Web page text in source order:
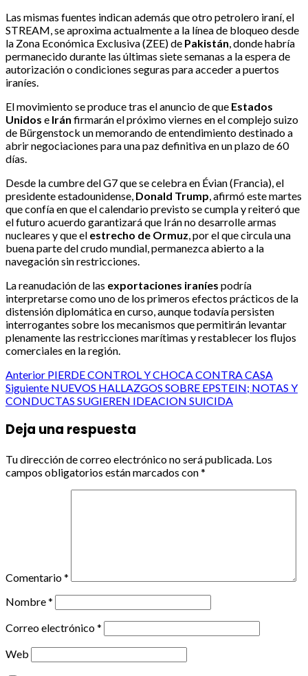
Las mismas fuentes indican además que otro petrolero iraní, el
STREAM, se aproxima actualmente a la línea de bloqueo desde
la Zona Económica Exclusiva (ZEE) de Pakistán , donde habría
permanecido durante las últimas siete semanas a la espera de
autorización o condiciones seguras para acceder a puertos
iraníes.
El movimiento se produce tras el anuncio de que Estados
Unidos e Irán firmarán el próximo viernes en el complejo suizo
de Bürgenstock un memorando de entendimiento destinado a
abrir negociaciones para una paz definitiva en un plazo de 60
días.
Desde la cumbre del G7 que se celebra en Évian (Francia), el
presidente estadounidense, Donald Trump , afirmó este martes
que confía en que el calendario previsto se cumpla y reiteró que
el futuro acuerdo garantizará que Irán no desarrolle armas
nucleares y que el estrecho de Ormuz , por el que circula una
buena parte del crudo mundial, permanezca abierto a la
navegación sin restricciones.
La reanudación de las exportaciones iraníes podría
interpretarse como uno de los primeros efectos prácticos de la
distensión diplomática en curso, aunque todavía persisten
interrogantes sobre los mecanismos que permitirán levantar
plenamente las restricciones marítimas y restablecer los flujos
comerciales en la región.
Post
navigation
Anterior PIERDE CONTROL Y CHOCA CONTRA CASA
Siguiente NUEVOS HALLAZGOS SOBRE EPSTEIN; NOTAS Y
CONDUCTAS SUGIEREN IDEACION SUICIDA
Deja una respuesta
Tu dirección de correo electrónico no será publicada. Los
campos obligatorios están marcados con*
Comentario*
Nombre*
Correo electrónico*
Web